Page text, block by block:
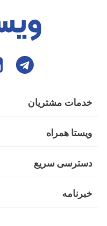
خدمات مشتریان
ویستا همراه
دسترسی سریع
خبرنامه